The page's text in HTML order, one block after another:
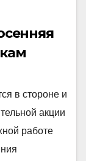
в стороне и
акции
работе